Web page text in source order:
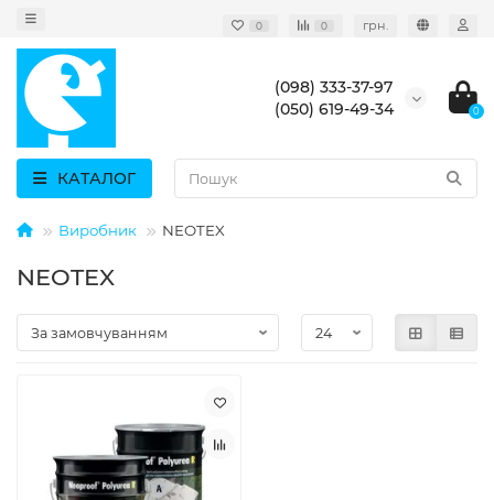
0 0 грн.
(098) 333-37-97
(050) 619-49-34
0
КАТАЛОГ
Виробник NEOTEX
NEOTEX